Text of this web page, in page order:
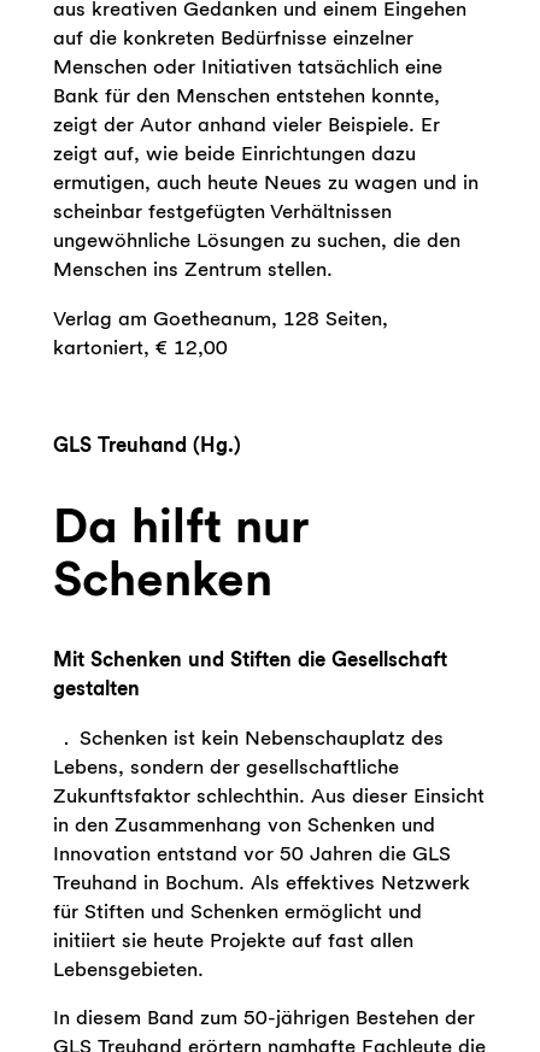
aus kreativen Gedanken und einem Eingehen
auf die konkreten Bedürfnisse einzelner
Menschen oder Initiativen tatsächlich eine
Bank für den Menschen entstehen konnte,
zeigt der Autor anhand vieler Beispiele. Er
zeigt auf, wie beide Einrichtungen dazu
ermutigen, auch heute Neues zu wagen und in
scheinbar festgefügten Verhältnissen
ungewöhnliche Lösungen zu suchen, die den
Menschen ins Zentrum stellen.
Verlag am Goetheanum, 128 Seiten,
kartoniert, € 12,00
GLS Treuhand (Hg.)
Da hilft nur
Schenken
Mit Schenken und Stiften die Gesellschaft
gestalten
Schenken ist kein Nebenschauplatz des
Lebens, sondern der gesellschaftliche
Zukunftsfaktor schlechthin. Aus dieser Einsicht
in den Zusammenhang von Schenken und
Innovation entstand vor 50 Jahren die GLS
Treuhand in Bochum. Als effektives Netzwerk
für Stiften und Schenken ermöglicht und
initiiert sie heute Projekte auf fast allen
Lebensgebieten.
In diesem Band zum 50-jährigen Bestehen der
GLS Treuhand erörtern namhafte Fachleute die